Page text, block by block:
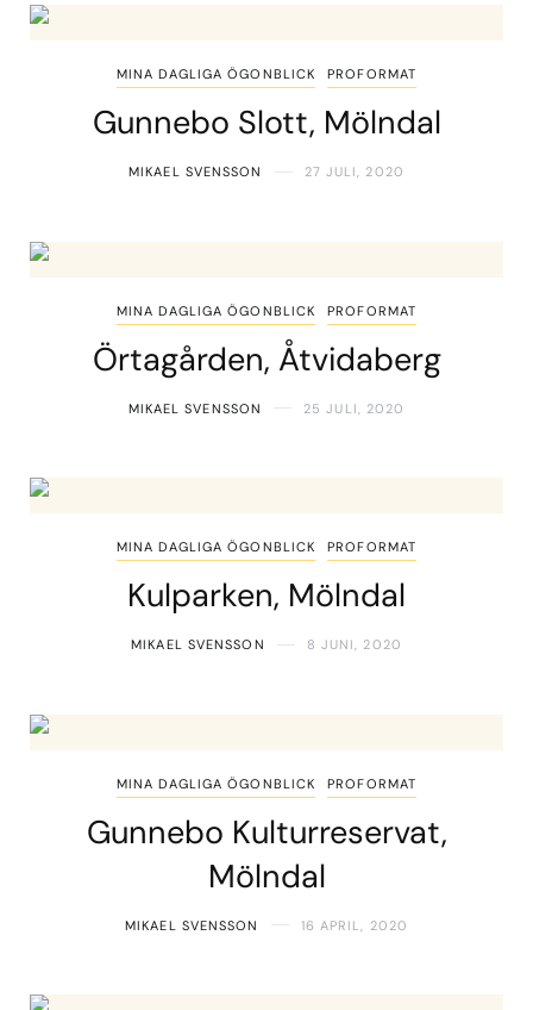
MINA DAGLIGA ÖGONBLICK PROFORMAT
Gunnebo Slott, Mölndal
MIKAEL SVENSSON 27 JULI, 2020
MINA DAGLIGA ÖGONBLICK PROFORMAT
Örtagården, Åtvidaberg
MIKAEL SVENSSON 25 JULI, 2020
MINA DAGLIGA ÖGONBLICK PROFORMAT
Kulparken, Mölndal
MIKAEL SVENSSON 8 JUNI, 2020
MINA DAGLIGA ÖGONBLICK PROFORMAT
Gunnebo Kulturreservat,
Mölndal
MIKAEL SVENSSON 16 APRIL, 2020